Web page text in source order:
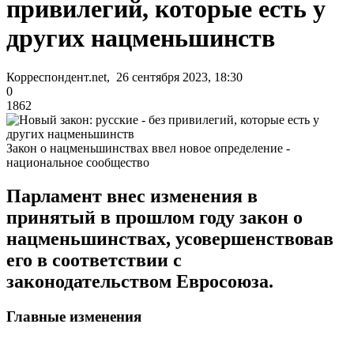
привилегий, которые есть у
других нацменьшинств
Корреспондент.net, 26 сентября 2023, 18:30
0
1862
Закон о нацменьшинствах ввел новое определение -
национальное сообщество
Парламент внес изменения в
принятый в прошлом году закон о
нацменьшинствах, усовершенствовав
его в соответствии с
законодательством Евросоюза.
Главные изменения